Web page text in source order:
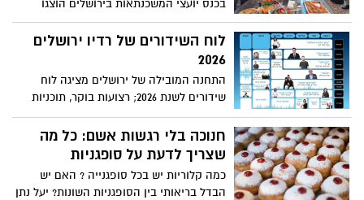
בכנס יועצי המשכנתאות בירושלים הוצגו
תחזיות, אתגרים ומוצרים חדשניים לקראת
השנה הקרובה
לוח השידורים של רדיו ירושלים
2026
התחנה המובילה של ירושלים מציגה לוח
שידורים לשנת 2026; רצועות בוקר, תוכניות
אקטואליה, מוזיקה בשידור חי ותוכן מקורי
לכל ימי השבוע. להאזנה: 101FM באזור
ירושלים ו־89.5FM באזור המרכז- ותהנו
ממגוון רצועות אהובות ואיכותית מסביב לשעון
חנוכה בלי רגשות אשם: כל מה
שצריך לדעת על סופגניות
כמה קלוריות יש בכל סופגנייה ? האם יש
הבדל בריאותי בין הסופגניות השונות? יעל נתן